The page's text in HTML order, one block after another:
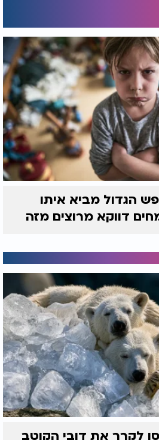
הגדול מביא איתו
דווקא מרוצים מזה
לקרר את דובי הקוטב